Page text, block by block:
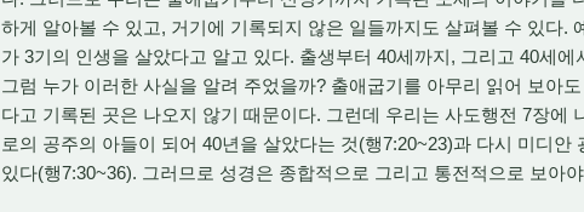
하게 알아볼 수 있고, 거기에 기록되지 않은 일들까지도 살펴볼 수 있다.
가 3기의 인생을 살았다고 알고 있다. 출생부터 40세까지, 그리고 40세
그럼 누가 이러한 사실을 알려 주었을까? 출애굽기를 아무리 읽어 보아
다고 기록된 곳은 나오지 않기 때문이다. 그런데 우리는 사도행전 7장에
로의 공주의 아들이 되어 40년을 살았다는 것(행7:20~23)과 다시 미디
있다(행7:30~36). 그러므로 성경은 종합적으로 그리고 통전적으로 보아